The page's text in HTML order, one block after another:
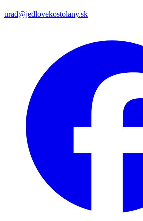
urad@jedlovekostolany.sk